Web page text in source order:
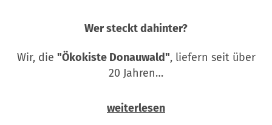
Wer steckt dahinter?
Wir, die "Ökokiste Donauwald", liefern seit über
20 Jahren…
weiterlesen